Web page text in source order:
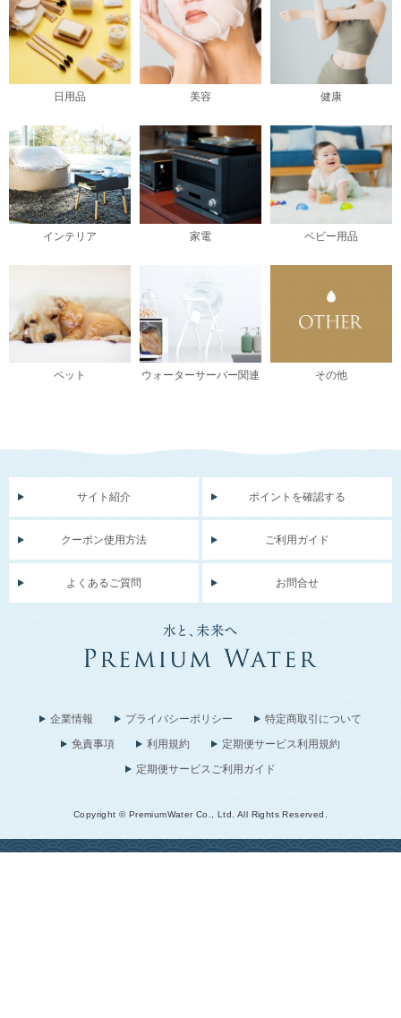
日用品 美容 健康
インテリア 家電 ベビー用品
ペット ウォーターサーバー関連 その他
サイト紹介 ポイントを確認する
クーポン使用方法 ご利用ガイド
よくあるご質問 お問合せ
企業情報 プライバシーポリシー
特定商取引について
免責事項
利用規約
定期便サービス利用規約
定期便サービスご利用ガイド
Copyright © PremiumWater Co., Ltd. All Rights Reserved.